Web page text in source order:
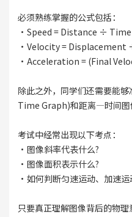
必须熟练掌握的公式包括：
·Speed = Distance ÷ Time
·Velocity = Displacement
·Acceleration = (Final
除此之外，同学们还需要能
Time Graph)和距离—时间
考试中经常出现以下考点：
·图像斜率代表什么?
·图像面积表示什么?
·如何判断匀速运动、加速运
只要真正理解图像背后的物理